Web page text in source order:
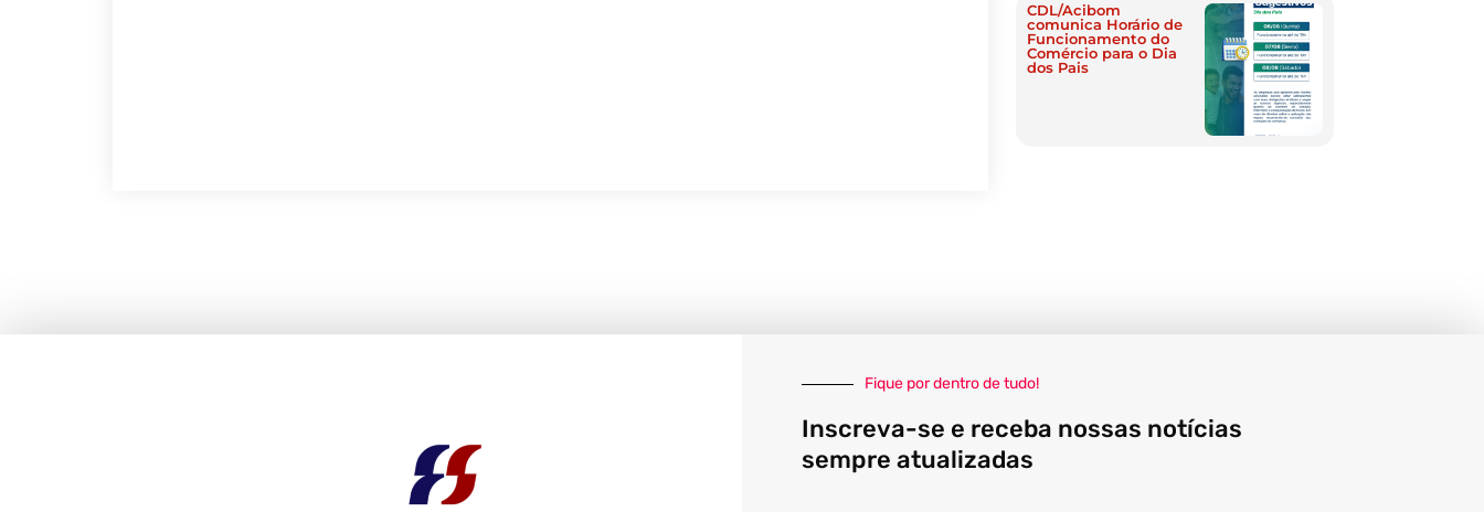
CDL/Acibom
comunica Horário de
Funcionamento do
Comércio para o Dia
dos Pais
Fique por dentro de tudo!
Inscreva-se e receba nossas notícias
sempre atualizadas